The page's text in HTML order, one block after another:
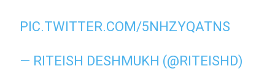
PIC.TWITTER.COM/5NHZYQATNS
— RITEISH DESHMUKH (@RITEISHD)